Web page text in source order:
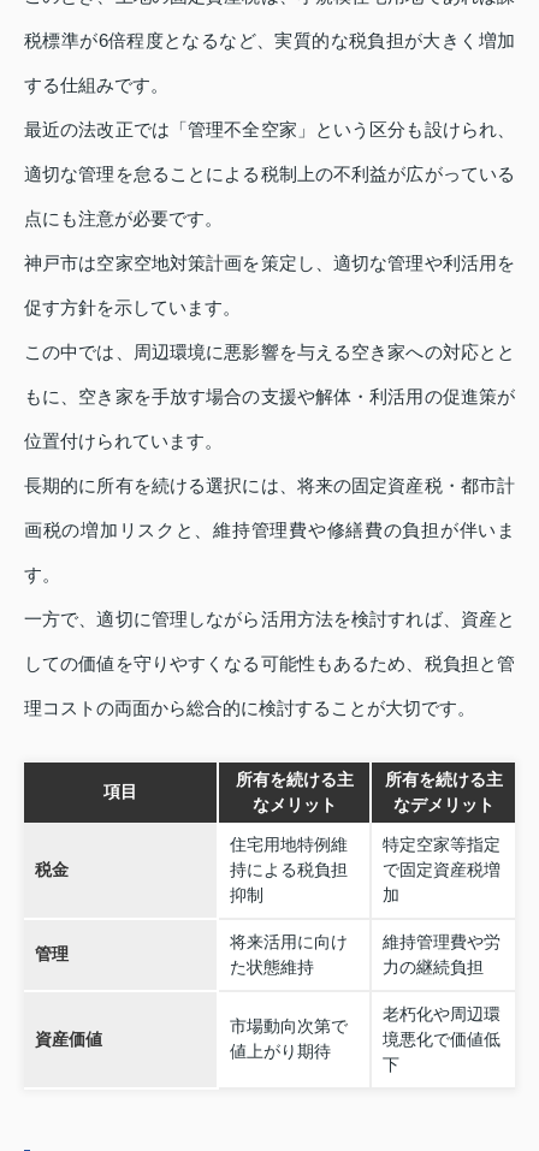
税標準が6倍程度となるなど、実質的な税負担が大きく増加
する仕組みです。
最近の法改正では「管理不全空家」という区分も設けられ、
適切な管理を怠ることによる税制上の不利益が広がっている
点にも注意が必要です。
神戸市は空家空地対策計画を策定し、適切な管理や利活用を
促す方針を示しています。
この中では、周辺環境に悪影響を与える空き家への対応とと
もに、空き家を手放す場合の支援や解体・利活用の促進策が
位置付けられています。
長期的に所有を続ける選択には、将来の固定資産税・都市計
画税の増加リスクと、維持管理費や修繕費の負担が伴いま
す。
一方で、適切に管理しながら活用方法を検討すれば、資産と
しての価値を守りやすくなる可能性もあるため、税負担と管
理コストの両面から総合的に検討することが大切です。
項目
所有を続ける主
なメリット
所有を続ける主
なデメリット
税金
住宅用地特例維
持による税負担
抑制
特定空家等指定
で固定資産税増
加
管理
将来活用に向け
た状態維持
維持管理費や労
力の継続負担
資産価値
市場動向次第で
値上がり期待
老朽化や周辺環
境悪化で価値低
下